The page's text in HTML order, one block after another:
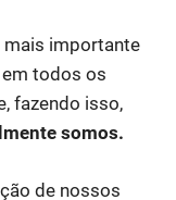
mais importante
todos os
fazendo isso,
somos.
de nossos